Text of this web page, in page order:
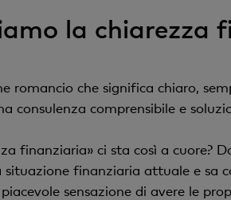
la chiarezza
romancio che significa chiaro,
consulenza comprensibile e
finanziaria» ci sta così a cuore?
situazione finanziaria attuale e sa
sensazione di avere le